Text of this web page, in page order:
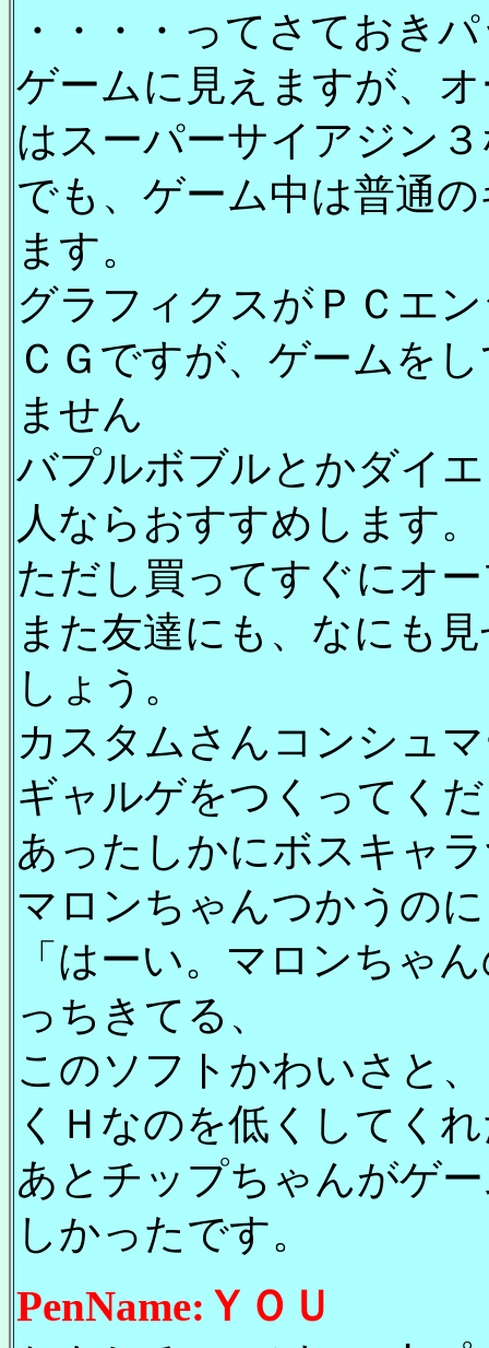
・・・・ってさておき
ゲームに見えますが、
はスーパーサイアジン
でも、ゲーム中は普通
ます。
グラフィクスがＰＣエ
ＣＧですが、ゲームを
ません
バプルボブルとかダイ
人ならおすすめします。
ただし買ってすぐにオ
また友達にも、なにも
しょう。
カスタムさんコンシュ
ギャルゲをつくってく
あったしかにボスキャ
マロンちゃんつかうの
「はーい。マロンちゃ
っちきてる、
このソフトかわいさと
くＨなのを低くしてく
あとチップちゃんがゲ
しかったです。
PenName:ＹＯＵ